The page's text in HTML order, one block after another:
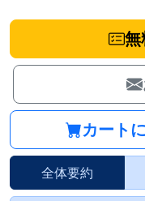
無
カート
全体要約